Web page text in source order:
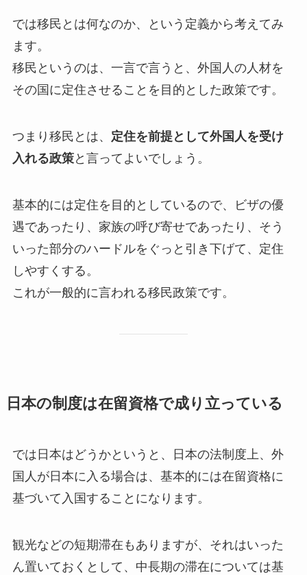
では移民とは何なのか、という定義から考えてみ
ます。
移民というのは、一言で言うと、外国人の人材を
その国に定住させることを目的とした政策です。
つまり移民とは、 定住を前提として外国人を受け
入れる政策と言ってよいでしょう。
基本的には定住を目的としているので、ビザの優
遇であったり、家族の呼び寄せであったり、そう
いった部分のハードルをぐっと引き下げて、定住
しやすくする。
これが一般的に言われる移民政策です。
日本の制度は在留資格で成り立っている
では日本はどうかというと、日本の法制度上、外
国人が日本に入る場合は、基本的には在留資格に
基づいて入国することになります。
観光などの短期滞在もありますが、それはいった
ん置いておくとして、中長期の滞在については基